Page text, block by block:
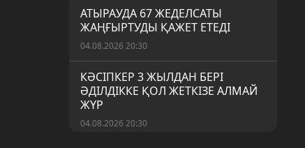
АТЫРАУДА 67 ЖЕДЕЛСАТЫ
ЖАҢҒЫРТУДЫ ҚАЖЕТ ЕТЕДІ
04.08.2026 20:30
КӘСІПКЕР 3 ЖЫЛДАН БЕРІ
ӘДІЛДІККЕ ҚОЛ ЖЕТКІЗЕ АЛМАЙ
ЖҮР
04.08.2026 20:30